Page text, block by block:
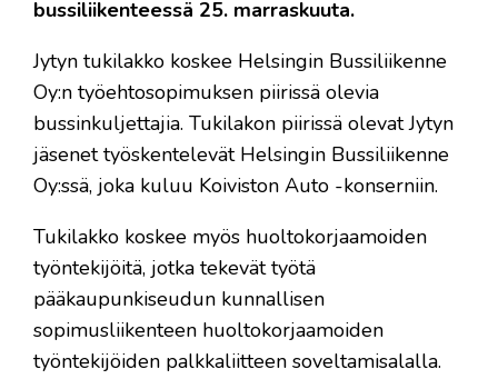
bussiliikenteessä 25. marraskuuta.
Jytyn tukilakko koskee Helsingin Bussiliikenne
Oy:n työehtosopimuksen piirissä olevia
bussinkuljettajia. Tukilakon piirissä olevat Jytyn
jäsenet työskentelevät Helsingin Bussiliikenne
Oy:ssä, joka kuluu Koiviston Auto -konserniin.
Tukilakko koskee myös huoltokorjaamoiden
työntekijöitä, jotka tekevät työtä
pääkaupunkiseudun kunnallisen
sopimusliikenteen huoltokorjaamoiden
työntekijöiden palkkaliitteen soveltamisalalla.